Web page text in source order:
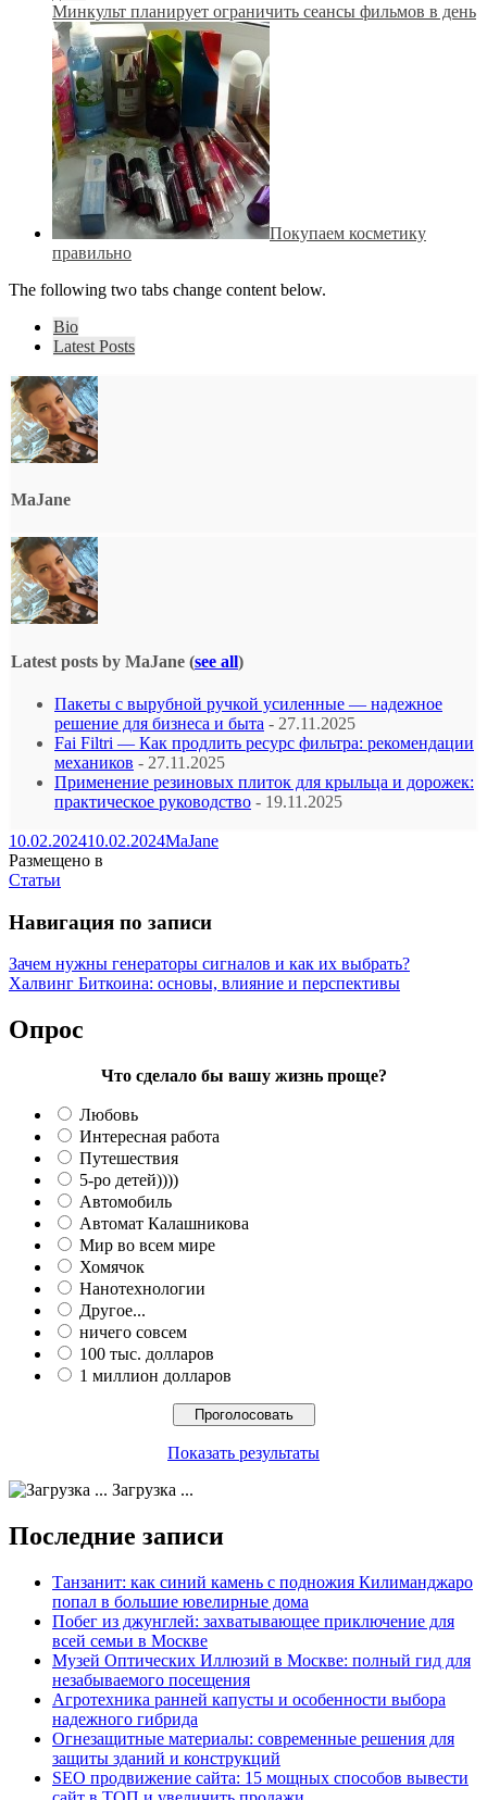
Минкульт планирует ограничить сеансы фильмов в день
Покупаем косметику
правильно
The following two tabs change content below.
Bio
Latest Posts
MaJane
Latest posts by MaJane (see all)
Пакеты с вырубной ручкой усиленные — надежное
решение для бизнеса и быта - 27.11.2025
Fai Filtri — Как продлить ресурс фильтра: рекомендации
механиков - 27.11.2025
Применение резиновых плиток для крыльца и дорожек:
практическое руководство - 19.11.2025
10.02.202410.02.2024MaJane
Размещено в
Статьи
Навигация по записи
Зачем нужны генераторы сигналов и как их выбрать?
Халвинг Биткоина: основы, влияние и перспективы
Опрос
Что сделало бы вашу жизнь проще?
Любовь
Интересная работа
Путешествия
5-ро детей))))
Автомобиль
Автомат Калашникова
Мир во всем мире
Хомячок
Нанотехнологии
Другое...
ничего совсем
100 тыс. долларов
1 миллион долларов
Показать результаты
Загрузка ...
Последние записи
Танзанит: как синий камень с подножия Килиманджаро
попал в большие ювелирные дома
Побег из джунглей: захватывающее приключение для
всей семьи в Москве
Музей Оптических Иллюзий в Москве: полный гид для
незабываемого посещения
Агротехника ранней капусты и особенности выбора
надежного гибрида
Огнезащитные материалы: современные решения для
защиты зданий и конструкций
SEO продвижение сайта: 15 мощных способов вывести